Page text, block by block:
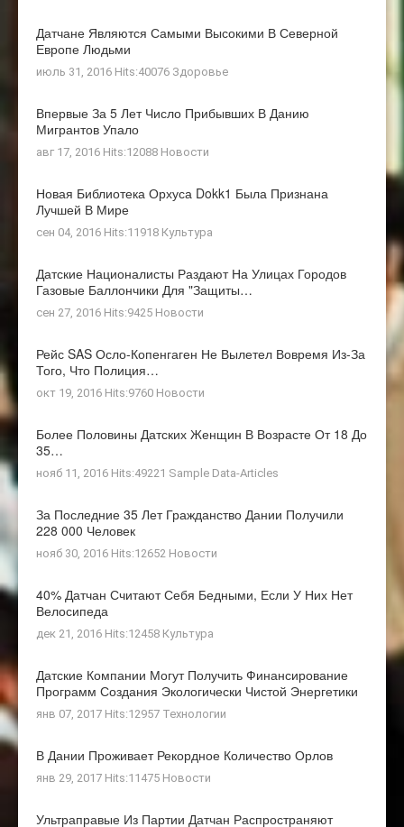
Датчане Являются Самыми Высокими В Северной
Европе Людьми
июль 31, 2016 Hits:40076 Здоровье
Впервые За 5 Лет Число Прибывших В Данию
Мигрантов Упало
авг 17, 2016 Hits:12088 Новости
Новая Библиотека Орхуса Dokk1 Была Признана
Лучшей В Мире
сен 04, 2016 Hits:11918 Культура
Датские Националисты Раздают На Улицах Городов
Газовые Баллончики Для "защиты…
сен 27, 2016 Hits:9425 Новости
Рейс SAS Осло-Копенгаген Не Вылетел Вовремя Из-За
Того, Что Полиция…
окт 19, 2016 Hits:9760 Новости
Более Половины Датских Женщин В Возрасте От 18 До
35…
нояб 11, 2016 Hits:49221 Sample Data-Articles
За Последние 35 Лет Гражданство Дании Получили
228 000 Человек
нояб 30, 2016 Hits:12652 Новости
40% Датчан Считают Себя Бедными, Если У Них Нет
Велосипеда
дек 21, 2016 Hits:12458 Культура
Датские Компании Могут Получить Финансирование
Программ Создания Экологически Чистой Энергетики
янв 07, 2017 Hits:12957 Технологии
В Дании Проживает Рекордное Количество Орлов
янв 29, 2017 Hits:11475 Новости
Ультраправые Из Партии Датчан Распространяют